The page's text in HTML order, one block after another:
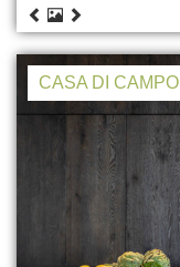
CASA DI CAMPO